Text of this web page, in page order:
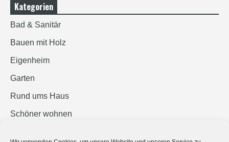
Kategorien
Bad & Sanitär
Bauen mit Holz
Eigenheim
Garten
Rund ums Haus
Schöner wohnen